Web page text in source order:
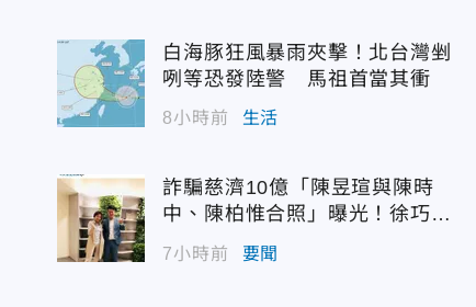
白海豚狂風暴雨夾擊！北台灣剉
咧等恐發陸警 馬祖首當其衝
8小時前 生活
詐騙慈濟10億「陳昱瑄與陳時
中、陳柏惟合照」曝光！徐巧芯
震撼出手
7小時前 要聞